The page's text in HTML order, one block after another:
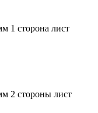
1 сторона лист
2 стороны лист